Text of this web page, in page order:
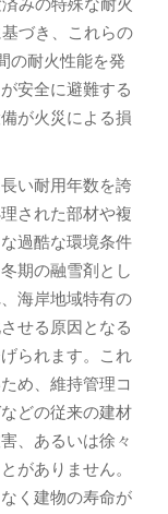
づき、これらの
の耐火性能を発
安全に避難する
が火災による損
い耐用年数を誇
された部材や複
過酷な環境条件
期の融雪剤とし
海岸地域特有の
せる原因となる
られます。これ
め、維持管理コ
どの従来の建材
、あるいは徐々
がありません。
く建物の寿命が